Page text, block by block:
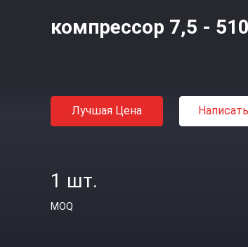
компрессор 7,5 -
Лучшая Цена
1 шт.
MOQ